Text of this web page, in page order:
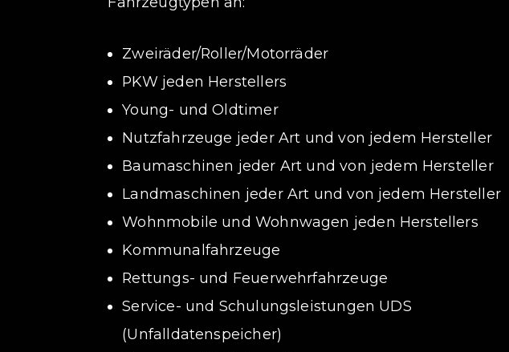
Zweiräder/Roller/Motorräder
PKW jeden Herstellers
Young- und Oldtimer
Nutzfahrzeuge jeder Art und von jedem Hersteller
Baumaschinen jeder Art und von jedem Hersteller
Landmaschinen jeder Art und von jedem Hersteller
Wohnmobile und Wohnwagen jeden Herstellers
Kommunalfahrzeuge
Rettungs- und Feuerwehrfahrzeuge
Service- und Schulungsleistungen UDS
(Unfalldatenspeicher)